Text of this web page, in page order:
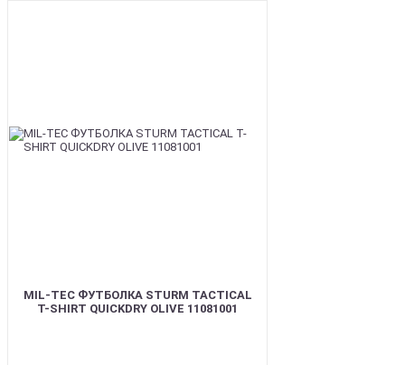
MIL-TEC ФУТБОЛКА STURM TACTICAL
T-SHIRT QUICKDRY OLIVE 11081001